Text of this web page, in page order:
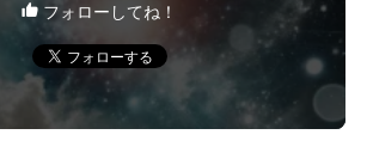
フォローしてね！